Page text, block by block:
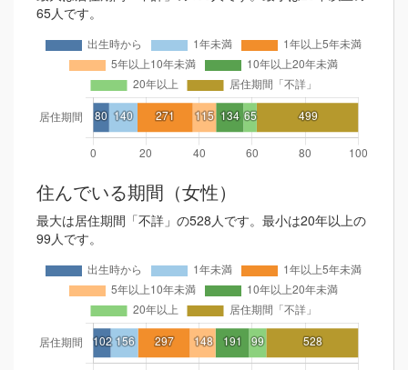
65人です。
住んでいる期間（女性）
最大は居住期間「不詳」の528人です。最小は20年以上の
99人です。